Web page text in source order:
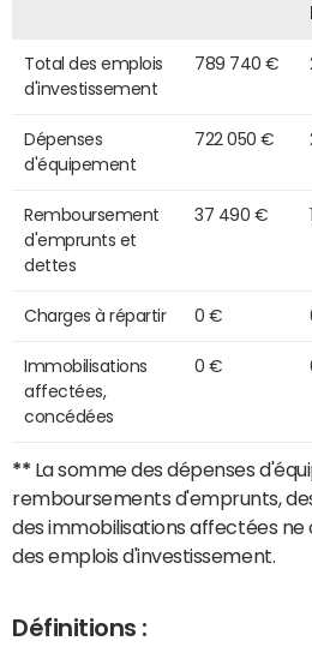
Total des emplois
d'investissement
789 740 €
Dépenses
d'équipement
722 050 €
Remboursement
d'emprunts et
dettes
37 490 €
Charges à répartir 0 €
Immobilisations
affectées,
concédées
0 €
** La somme des dépenses
remboursements d'emprunts,
des immobilisations affectées
des emplois d'investissement.
Définitions :